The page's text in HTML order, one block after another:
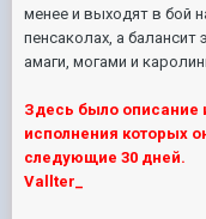
менее и выходят в бой
пенсаколах, а
амаги, могами и
Здесь было описание
исполнения которых
следующие 30 дней.
Vallter_